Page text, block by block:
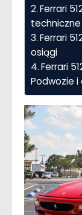
Ferrari
techniczne
Ferrari
osiągi
Ferrari
Podwozie